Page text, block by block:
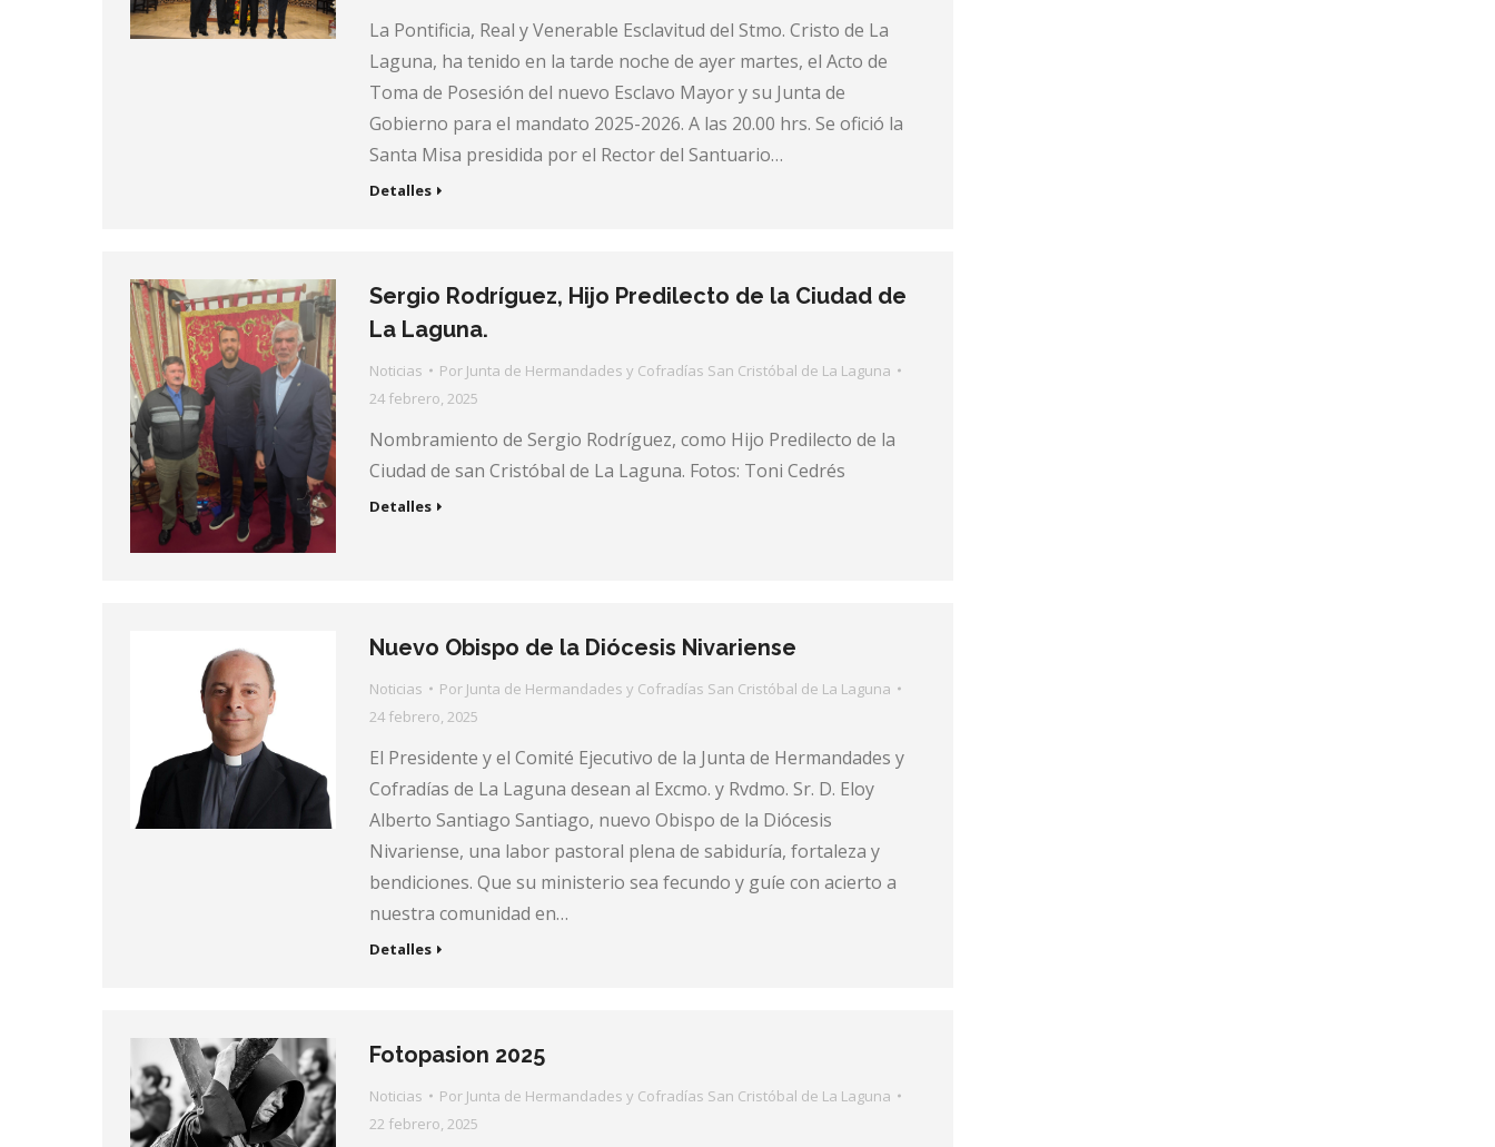
La Pontificia, Real y Venerable Esclavitud del Stmo. Cristo de La
Laguna, ha tenido en la tarde noche de ayer martes, el Acto de
Toma de Posesión del nuevo Esclavo Mayor y su Junta de
Gobierno para el mandato 2025-2026. A las 20.00 hrs. Se ofició la
Santa Misa presidida por el Rector del Santuario…
Detalles
Sergio Rodríguez, Hijo Predilecto de la Ciudad de
La Laguna.
Noticias Por Junta de Hermandades y Cofradías San Cristóbal de La Laguna
24 febrero, 2025
Nombramiento de Sergio Rodríguez, como Hijo Predilecto de la
Ciudad de san Cristóbal de La Laguna. Fotos: Toni Cedrés
Detalles
Nuevo Obispo de la Diócesis Nivariense
Noticias Por Junta de Hermandades y Cofradías San Cristóbal de La Laguna
24 febrero, 2025
El Presidente y el Comité Ejecutivo de la Junta de Hermandades y
Cofradías de La Laguna desean al Excmo. y Rvdmo. Sr. D. Eloy
Alberto Santiago Santiago, nuevo Obispo de la Diócesis
Nivariense, una labor pastoral plena de sabiduría, fortaleza y
bendiciones. Que su ministerio sea fecundo y guíe con acierto a
nuestra comunidad en…
Detalles
Fotopasion 2025
Noticias Por Junta de Hermandades y Cofradías San Cristóbal de La Laguna
22 febrero, 2025